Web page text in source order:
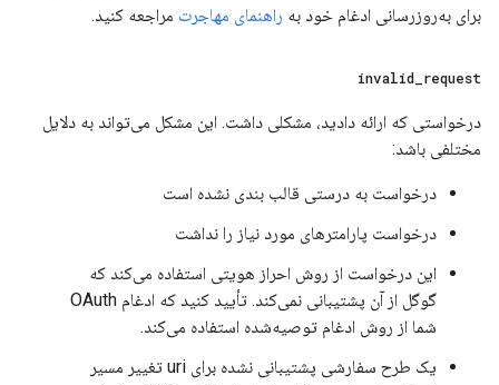
برای به‌روزرسانی ادغام خود به راهنمای مهاجرت مراجعه کنید.
invalid request
درخواستی که ارائه دادید، مشکلی داشت. این مشکل می‌تواند به دلایل
مختلفی باشد:
درخواست به درستی قالب بندی نشده است
درخواست پارامترهای مورد نیاز را نداشت
این درخواست از روش احراز هویتی استفاده می‌کند که
گوگل از آن پشتیبانی نمی‌کند. تأیید کنید که ادغام OAuth
شما از روش ادغام توصیه‌شده استفاده می‌کند.
یک طرح سفارشی پشتیبانی نشده برای uri تغییر مسیر